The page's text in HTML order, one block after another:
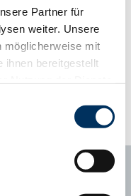
Partner für
weiter. Unsere
möglicherweise mit
ihnen bereitgestellt
weiterhin nutzen.
Mittel -1 -2 -3